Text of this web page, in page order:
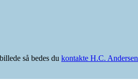
så bedes du kontakte H.C.